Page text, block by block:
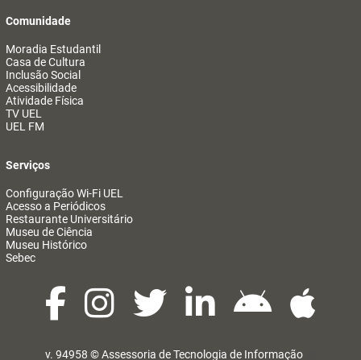
Comunidade
Moradia Estudantil
Casa de Cultura
Inclusão Social
Acessibilidade
Atividade Física
TV UEL
UEL FM
Serviços
Configuração Wi-Fi UEL
Acesso a Periódicos
Restaurante Universitário
Museu de Ciência
Museu Histórico
Sebec
v. 94958 ©Assessoria de Tecnologia de Informação